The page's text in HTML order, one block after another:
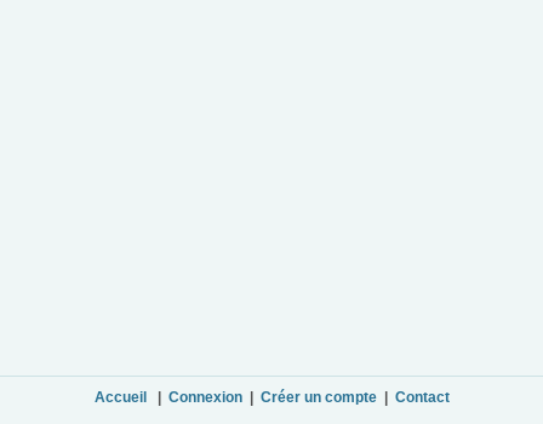
Accueil Connexion| Créer un compte| Contact